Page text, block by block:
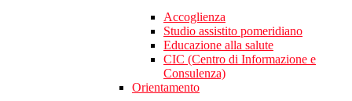
Accoglienza
Studio assistito pomeridiano
Educazione alla salute
CIC (Centro di Informazione e
Consulenza)
Orientamento